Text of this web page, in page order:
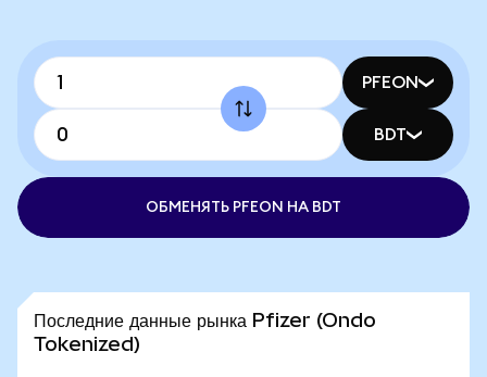
PFEON
BDT
ОБМЕНЯТЬ PFEON НА BDT
Последние данные рынка Pfizer (Ondo
Tokenized)